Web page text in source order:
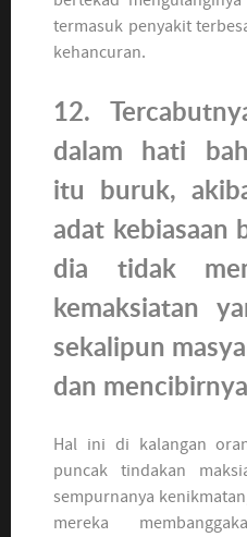
termasuk penyakit
kehancuran.
12.
dalam hati
itu buruk,
adat kebiasaan
dia tidak
kemaksiatan
sekalipun
dan
Hal ini di kalangan
puncak tindakan
sempurnanya
mereka